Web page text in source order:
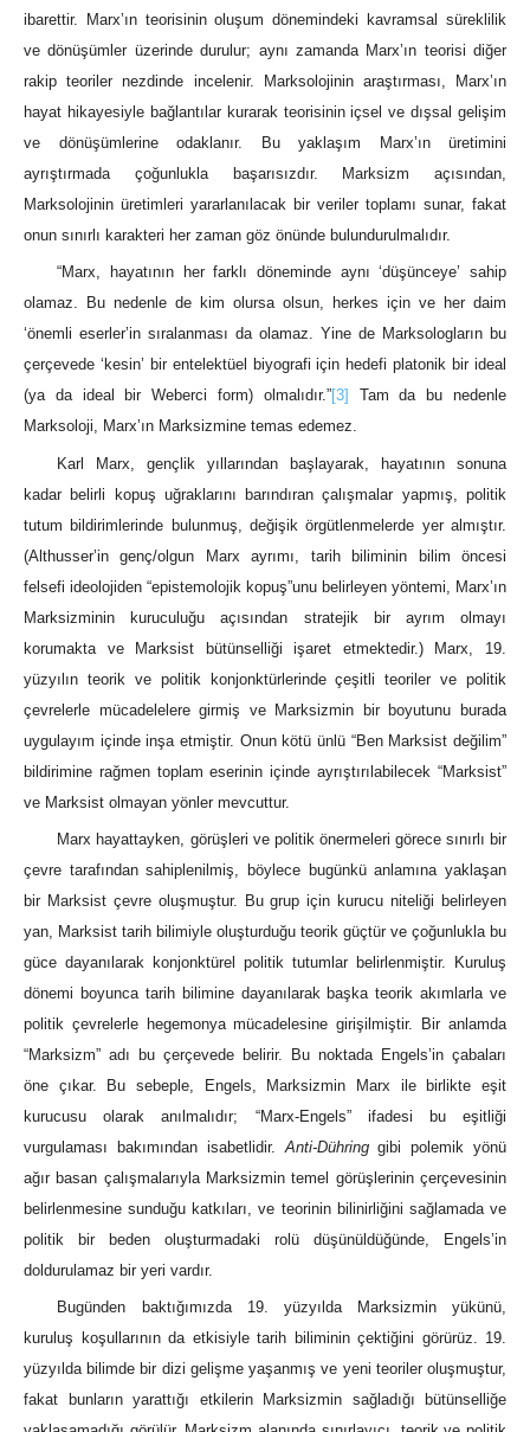
ibarettir. Marx’ın teorisinin oluşum dönemindeki kavramsal süreklilik
ve dönüşümler üzerinde durulur; aynı zamanda Marx’ın teorisi diğer
rakip teoriler nezdinde incelenir. Marksolojinin araştırması, Marx’ın
hayat hikayesiyle bağlantılar kurarak teorisinin içsel ve dışsal gelişim
ve dönüşümlerine odaklanır. Bu yaklaşım Marx’ın üretimini
ayrıştırmada çoğunlukla başarısızdır. Marksizm açısından,
Marksolojinin üretimleri yararlanılacak bir veriler toplamı sunar, fakat
onun sınırlı karakteri her zaman göz önünde bulundurulmalıdır.
“Marx, hayatının her farklı döneminde aynı ‘düşünceye’ sahip
olamaz. Bu nedenle de kim olursa olsun, herkes için ve her daim
‘önemli eserler’in sıralanması da olamaz. Yine de Marksologların bu
çerçevede ‘kesin’ bir entelektüel biyografi için hedefi platonik bir ideal
(ya da ideal bir Weberci form) olmalıdır.”[3]
Tam da bu nedenle
Marksoloji, Marx’ın Marksizmine temas edemez.
Karl Marx, gençlik yıllarından başlayarak, hayatının sonuna
kadar belirli kopuş uğraklarını barındıran çalışmalar yapmış, politik
tutum bildirimlerinde bulunmuş, değişik örgütlenmelerde yer almıştır.
(Althusser’in genç/olgun Marx ayrımı, tarih biliminin bilim öncesi
felsefi ideolojiden “epistemolojik kopuş”unu belirleyen yöntemi, Marx’ın
Marksizminin kuruculuğu açısından stratejik bir ayrım olmayı
korumakta ve Marksist bütünselliği işaret etmektedir.) Marx, 19.
yüzyılın teorik ve politik konjonktürlerinde çeşitli teoriler ve politik
çevrelerle mücadelelere girmiş ve Marksizmin bir boyutunu burada
uygulayım içinde inşa etmiştir. Onun kötü ünlü “Ben Marksist değilim”
bildirimine rağmen toplam eserinin içinde ayrıştırılabilecek “Marksist”
ve Marksist olmayan yönler mevcuttur.
Marx hayattayken, görüşleri ve politik önermeleri görece sınırlı bir
çevre tarafından sahiplenilmiş, böylece bugünkü anlamına yaklaşan
bir Marksist çevre oluşmuştur. Bu grup için kurucu niteliği belirleyen
yan, Marksist tarih bilimiyle oluşturduğu teorik güçtür ve çoğunlukla bu
güce dayanılarak konjonktürel politik tutumlar belirlenmiştir. Kuruluş
dönemi boyunca tarih bilimine dayanılarak başka teorik akımlarla ve
politik çevrelerle hegemonya mücadelesine girişilmiştir. Bir anlamda
“Marksizm” adı bu çerçevede belirir. Bu noktada Engels’in çabaları
öne çıkar. Bu sebeple, Engels, Marksizmin Marx ile birlikte eşit
kurucusu olarak anılmalıdır; “Marx-Engels” ifadesi bu eşitliği
vurgulaması bakımından isabetlidir.Anti-Dühringgibi polemik yönü
ağır basan çalışmalarıyla Marksizmin temel görüşlerinin çerçevesinin
belirlenmesine sunduğu katkıları, ve teorinin bilinirliğini sağlamada ve
politik bir beden oluşturmadaki rolü düşünüldüğünde, Engels’in
doldurulamaz bir yeri vardır.
Bugünden baktığımızda 19. yüzyılda Marksizmin yükünü,
kuruluş koşullarının da etkisiyle tarih biliminin çektiğini görürüz. 19.
yüzyılda bilimde bir dizi gelişme yaşanmış ve yeni teoriler oluşmuştur,
fakat bunların yarattığı etkilerin Marksizmin sağladığı bütünselliğe